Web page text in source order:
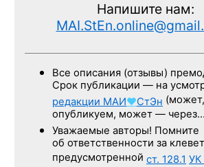
Напишите нам:
Все описания (отзывы)
Срок публикации — на
редакции МАИ♥СтЭн
опубликуем, может — через…
Уважаемые авторы! Помните
об ответственности за
предусмотренной ст. 128.1